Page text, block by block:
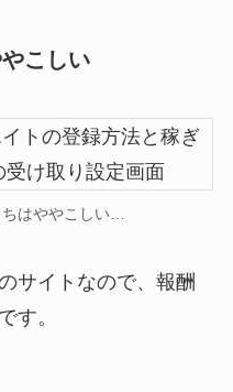
こしい
はややこしい…
サイトなので、報酬
す。